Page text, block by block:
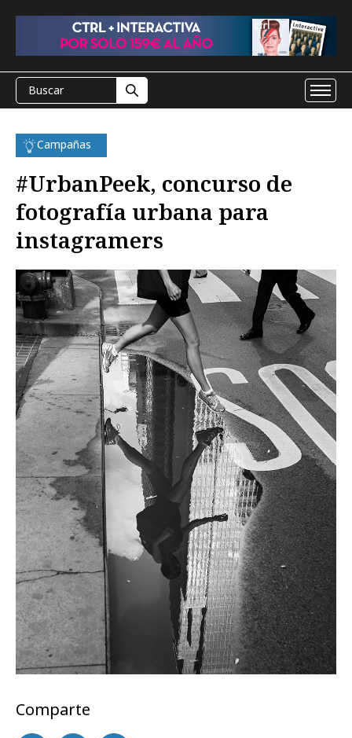
Campañas
#UrbanPeek, concurso de
fotografía urbana para
instagramers
Comparte